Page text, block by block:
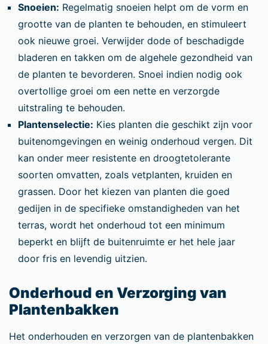
Snoeien: Regelmatig snoeien helpt om de vorm en
grootte van de planten te behouden, en stimuleert
ook nieuwe groei. Verwijder dode of beschadigde
bladeren en takken om de algehele gezondheid van
de planten te bevorderen. Snoei indien nodig ook
overtollige groei om een nette en verzorgde
uitstraling te behouden.
Plantenselectie: Kies planten die geschikt zijn voor
buitenomgevingen en weinig onderhoud vergen. Dit
kan onder meer resistente en droogtetolerante
soorten omvatten, zoals vetplanten, kruiden en
grassen. Door het kiezen van planten die goed
gedijen in de specifieke omstandigheden van het
terras, wordt het onderhoud tot een minimum
beperkt en blijft de buitenruimte er het hele jaar
door fris en levendig uitzien.
Onderhoud en Verzorging van
Plantenbakken
Het onderhouden en verzorgen van de plantenbakken